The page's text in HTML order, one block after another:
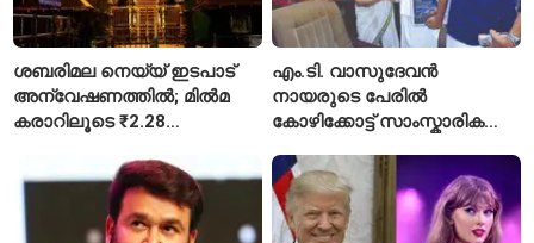
ശബരിമല നെയ്യ് ഇടപാട്
അന്വേഷണത്തിൽ; മിൽമ
കരാറിലൂടെ ₹2.28
എഫ്ഐആർ
എം.ടി. വാസുദേവൻ
നായരുടെ പേരിൽ
കോഴിക്കോട്ട് സാംസ്കാരിക
പ്രവർത്തനങ്ങൾക്ക് ₹50
കോടി